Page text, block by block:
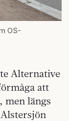
OS-
Alternative
att
men längs